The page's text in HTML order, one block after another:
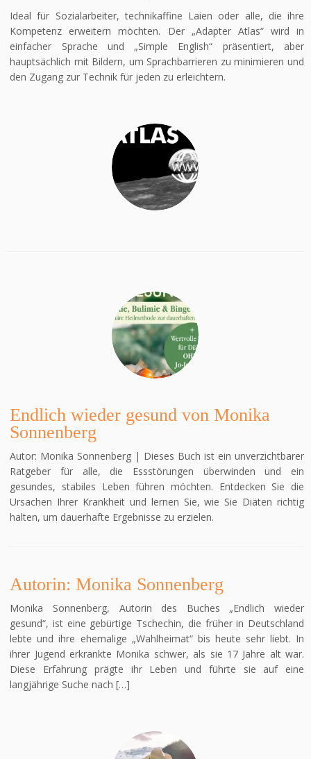
Ideal für Sozialarbeiter, technikaffine Laien oder alle, die ihre
Kompetenz erweitern möchten. Der „Adapter Atlas“ wird in
einfacher Sprache und „Simple English“ präsentiert, aber
hauptsächlich mit Bildern, um Sprachbarrieren zu minimieren und
den Zugang zur Technik für jeden zu erleichtern.
Endlich wieder gesund von Monika
Sonnenberg
Autor: Monika Sonnenberg | Dieses Buch ist ein unverzichtbarer
Ratgeber für alle, die Essstörungen überwinden und ein
gesundes, stabiles Leben führen möchten. Entdecken Sie die
Ursachen Ihrer Krankheit und lernen Sie, wie Sie Diäten richtig
halten, um dauerhafte Ergebnisse zu erzielen.
Autorin: Monika Sonnenberg
Monika Sonnenberg, Autorin des Buches „Endlich wieder
gesund“, ist eine gebürtige Tschechin, die früher in Deutschland
lebte und ihre ehemalige „Wahlheimat“ bis heute sehr liebt. In
ihrer Jugend erkrankte Monika schwer, als sie 17 Jahre alt war.
Diese Erfahrung prägte ihr Leben und führte sie auf eine
langjährige Suche nach […]